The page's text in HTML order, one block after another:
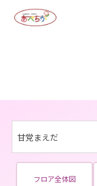
甘党まえだ
フロア全体図